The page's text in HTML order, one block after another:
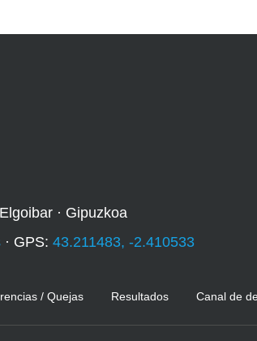
· Gipuzkoa
· GPS: 43.211483, -2.410533
/ Quejas Resultados Canal de